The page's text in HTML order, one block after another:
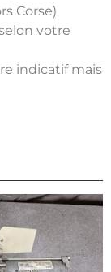
Corse)
votre
indicatif mais